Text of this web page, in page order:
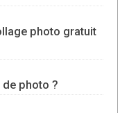
photo gratuit
photo ?